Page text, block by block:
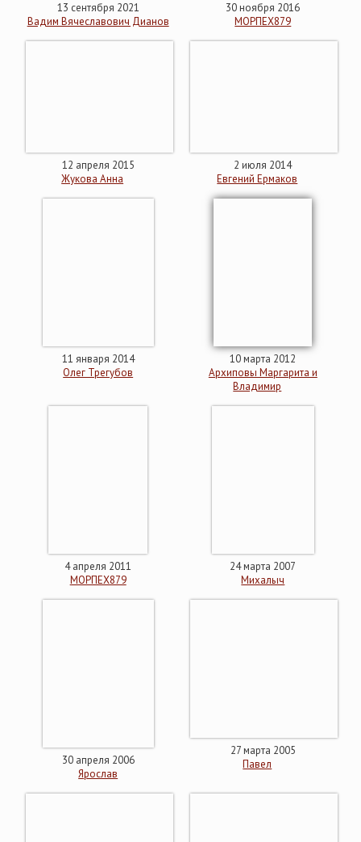
13 сентября 2021
Вадим Вячеславович Дианов
30 ноября 2016
МОРПЕХ879
12 апреля 2015
Жукова Анна
2 июля 2014
Евгений Ермаков
11 января 2014
Олег Трегубов
10 марта 2012
Архиповы Маргарита и
Владимир
4 апреля 2011
МОРПЕХ879
24 марта 2007
Михалыч
30 апреля 2006
Ярослав
27 марта 2005
Павел